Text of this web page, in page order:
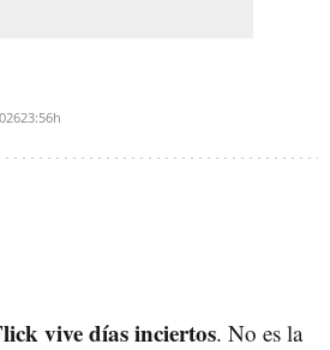
23:56h
vive días inciertos. No es la